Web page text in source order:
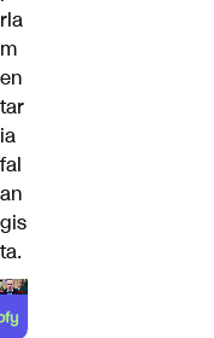
rla
m
en
tar
ia
fal
an
gis
ta.